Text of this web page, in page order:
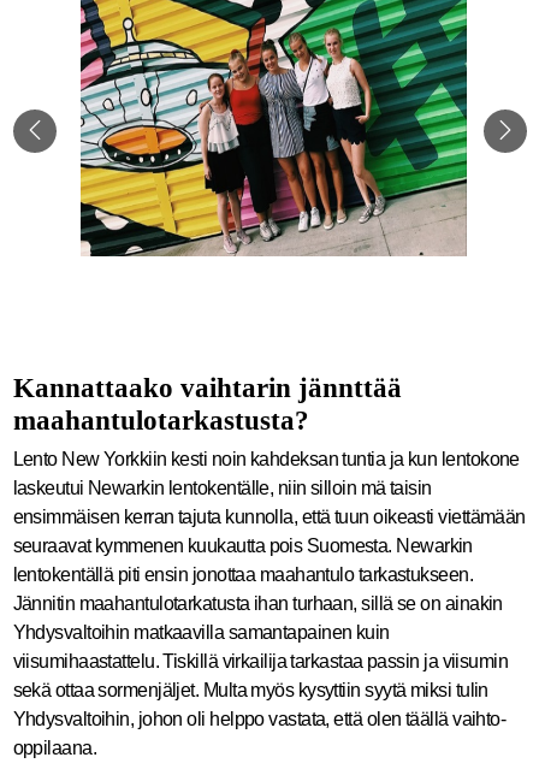
Kannattaako vaihtarin jännttää
maahantulotarkastusta?
Lento New Yorkkiin kesti noin kahdeksan tuntia ja kun lentokone
laskeutui Newarkin lentokentälle, niin silloin mä taisin
ensimmäisen kerran tajuta kunnolla, että tuun oikeasti viettämään
seuraavat kymmenen kuukautta pois Suomesta. Newarkin
lentokentällä piti ensin jonottaa maahantulo tarkastukseen.
Jännitin maahantulotarkatusta ihan turhaan, sillä se on ainakin
Yhdysvaltoihin matkaavilla samantapainen kuin
viisumihaastattelu. Tiskillä virkailija tarkastaa passin ja viisumin
sekä ottaa sormenjäljet. Multa myös kysyttiin syytä miksi tulin
Yhdysvaltoihin, johon oli helppo vastata, että olen täällä vaihto-
oppilaana.